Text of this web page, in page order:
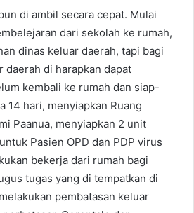
di ambil secara cepat. Mulai
dari sekolah ke rumah,
dinas keluar daerah, tapi bagi
daerah di harapkan dapat
kembali ke rumah dan siap-
14 hari, menyiapkan Ruang
Paanua, menyiapkan 2 unit
Pasien OPD dan PDP virus
bekerja dari rumah bagi
tugas yang di tempatkan di
pembatasan keluar